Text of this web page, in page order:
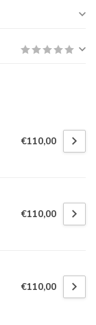
€110,00
€110,00
€110,00